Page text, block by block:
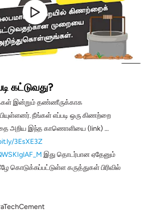
கட்டுவது?
இன்றும் தண்ணீருக்காக
நீங்கள் எப்படி ஒரு கிணற்றை
அறிய இந்த காணொளியை (link)
3EsXE3Z
இது தொடர்பான ஏதேனும்
கொடுக்கப்பட்டுள்ள கருத்துகள் பிரிவில்